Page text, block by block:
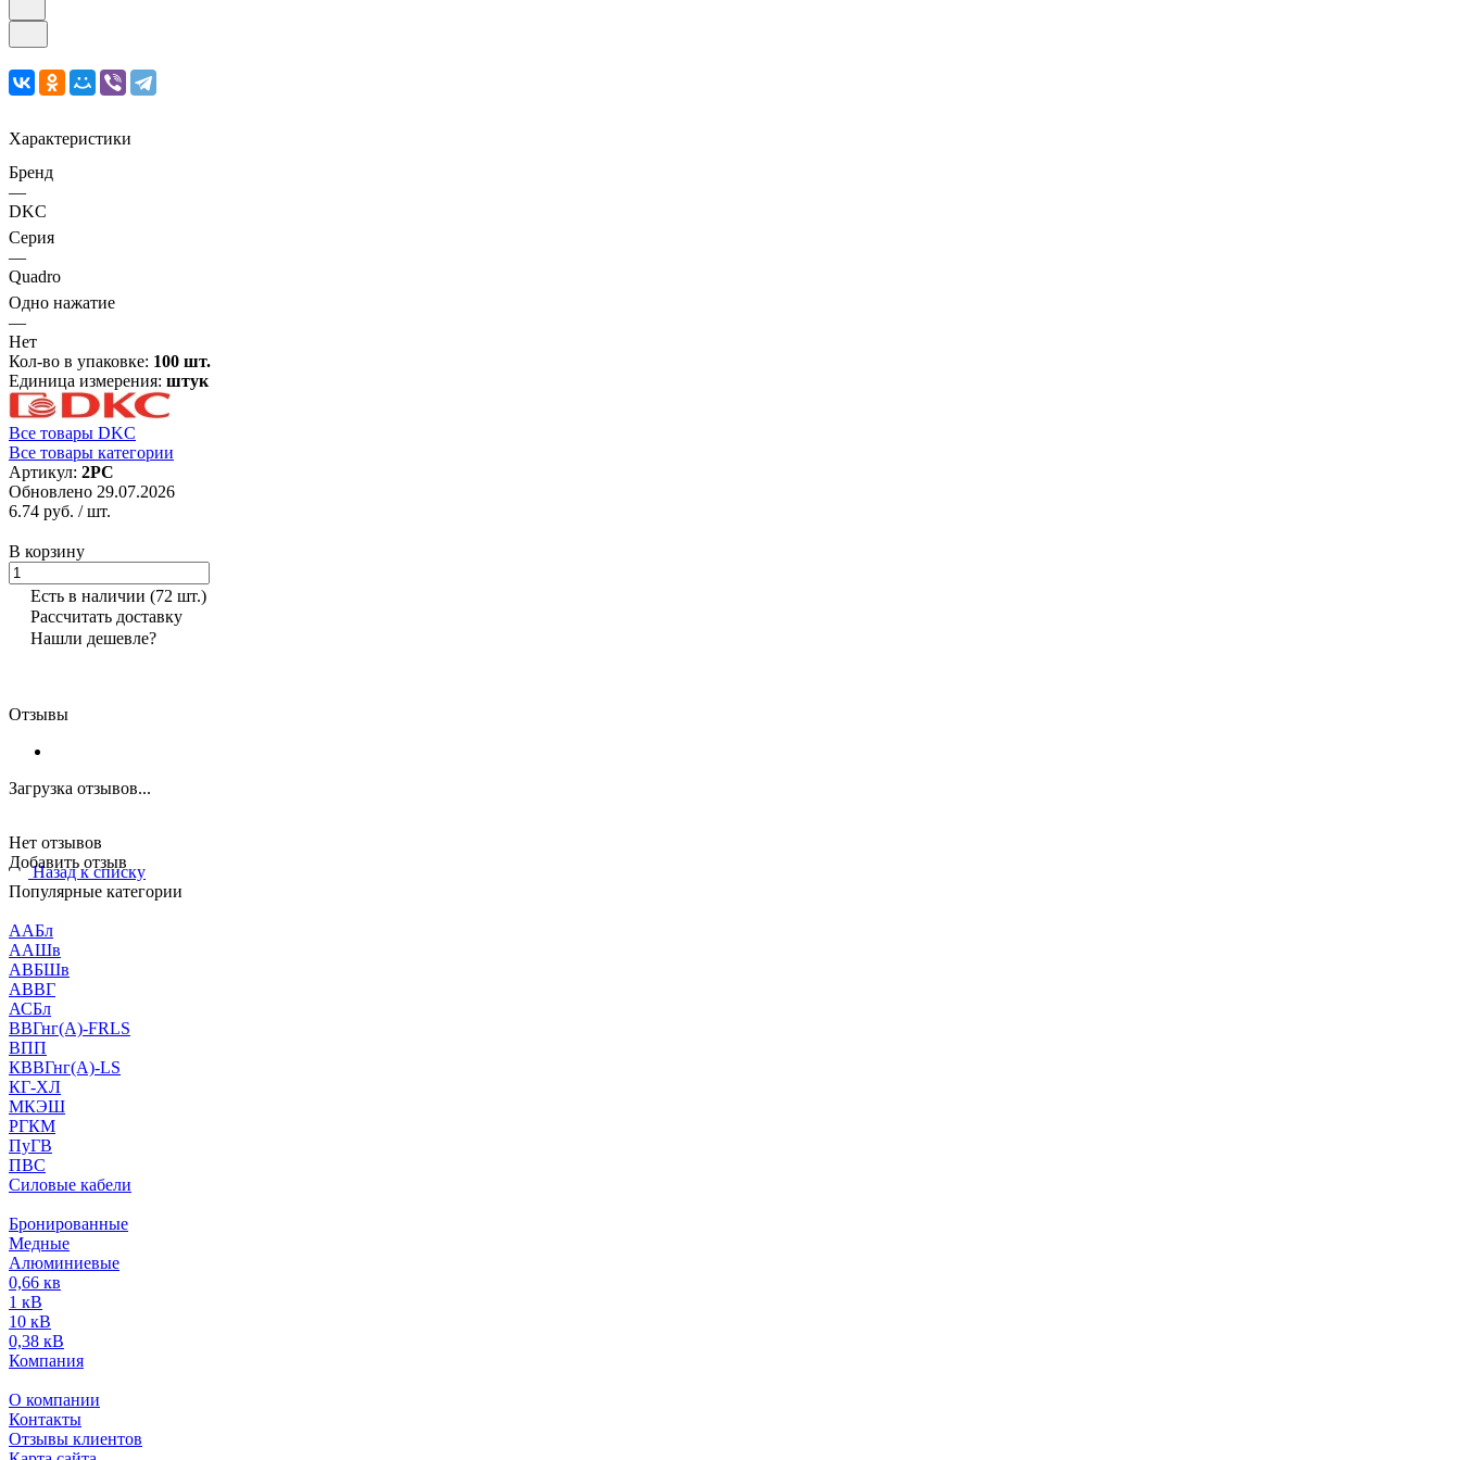
Характеристики
Бренд
—
DKC
Серия
—
Quadro
Одно нажатие
—
Нет
Кол-во в упаковке: 100 шт.
Единица измерения: штук
Все товары DKC
Все товары категории
Артикул: 2PC
Обновлено 29.07.2026
6.74 руб. / шт.
В корзину
Есть в наличии (72 шт.)
Рассчитать доставку
Нашли дешевле?
Отзывы
Загрузка отзывов...
Нет отзывов
Добавить отзыв
Назад к списку
Популярные категории
ААБл
ААШв
АВБШв
АВВГ
АСБл
ВВГнг(А)-FRLS
ВПП
КВВГнг(А)-LS
КГ-ХЛ
МКЭШ
РГКМ
ПуГВ
ПВС
Силовые кабели
Бронированные
Медные
Алюминиевые
0,66 кв
1 кВ
10 кВ
0,38 кВ
Компания
О компании
Контакты
Отзывы клиентов